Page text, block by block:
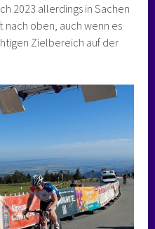
2023 allerdings in Sachen
nach oben, auch wenn es
Zielbereich auf der